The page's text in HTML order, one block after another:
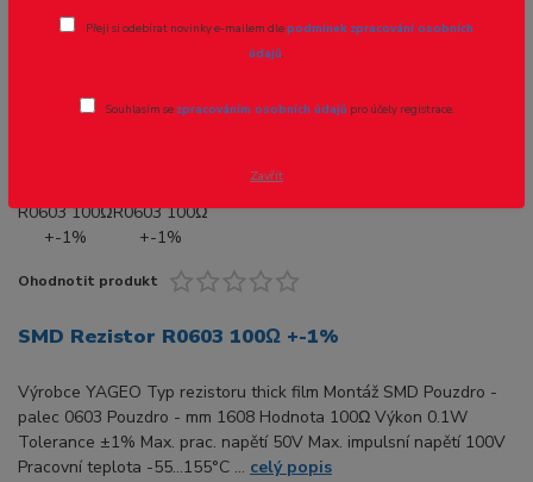
Novinka Akce
Ohodnotit produkt
SMD Rezistor R0603 100Ω +-1%
Výrobce YAGEO Typ rezistoru thick film Montáž SMD Pouzdro -
palec 0603 Pouzdro - mm 1608 Hodnota 100Ω Výkon 0.1W
Tolerance ±1% Max. prac. napětí 50V Max. impulsní napětí 100V
Pracovní teplota -55...155°C ... celý popis
Přeji si odebírat novinky e-mailem dlepodmínek zpracování osobních
údajů.
Souhlasím se zpracováním osobních údajů pro účely registrace.
Zavřít